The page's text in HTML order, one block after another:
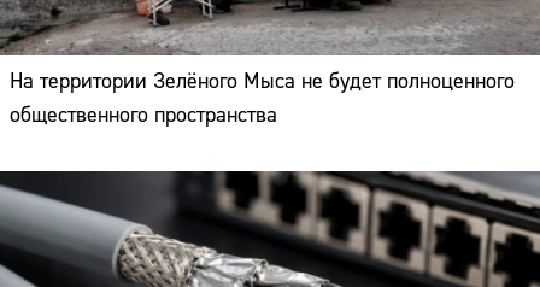
На территории Зелёного Мыса не будет полноценного
общественного пространства